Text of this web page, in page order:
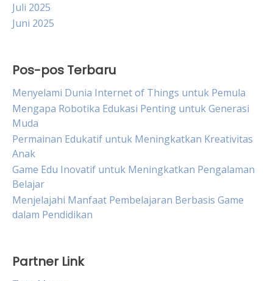
Juli 2025
Juni 2025
Pos-pos Terbaru
Menyelami Dunia Internet of Things untuk Pemula
Mengapa Robotika Edukasi Penting untuk Generasi
Muda
Permainan Edukatif untuk Meningkatkan Kreativitas
Anak
Game Edu Inovatif untuk Meningkatkan Pengalaman
Belajar
Menjelajahi Manfaat Pembelajaran Berbasis Game
dalam Pendidikan
Partner Link